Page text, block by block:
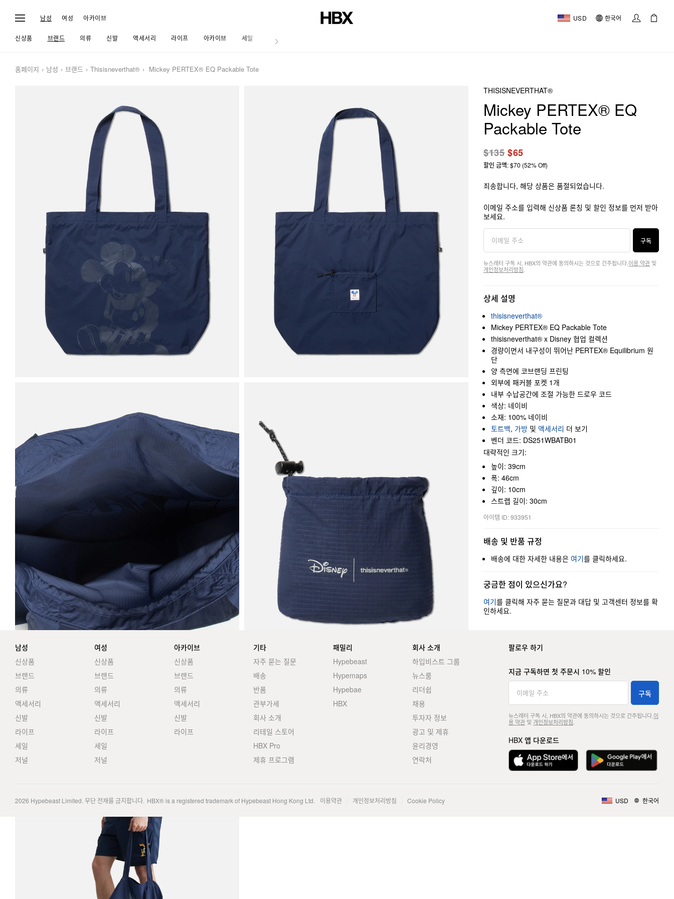
남성 여성 아카이브 USD 한국어
신상품 브랜드 의류 신발 액세서리 라이프 아카이브 세일 저널
홈페이지 남성 브랜드 Thisisneverthat® Mickey PERTEX® EQ Packable Tote
THISISNEVERTHAT®
Mickey PERTEX® EQ
Packable Tote
$135$65
할인 금액: $70 (52% Off)
죄송합니다, 해당 상품은 품절되었습니다.
이메일 주소를 입력해 신상품 론칭 및 할인 정보를 먼저 받아
보세요.
구독
뉴스레터 구독 시, HBX의 약관에 동의하시는 것으로 간주됩니다. 이용 약관 및
개인정보처리방침
상세 설명
thisisneverthat®
Mickey PERTEX® EQ Packable Tote
thisisneverthat® x Disney 협업 컬렉션
경량이면서 내구성이 뛰어난 PERTEX® Equilibrium 원
단
양 측면에 코브랜딩 프린팅
외부에 패커블 포켓 1개
내부 수납공간에 조절 가능한 드로우 코드
색상: 네이비
소재: 100% 네이비
토트백, 가방 및 액세서리 더 보기
벤더 코드: DS251WBATB01
대략적인 크기:
높이: 39cm
폭: 46cm
깊이: 10cm
스트랩 길이: 30cm
아이템 ID: 933951
배송 및 반품 규정
배송에 대한 자세한 내용은 여기를 클릭하세요.
궁금한 점이 있으신가요?
여기를 클릭해 자주 묻는 질문과 대답 및 고객센터 정보를 확
인하세요.
남성
신상품
브랜드
의류
액세서리
신발
라이프
세일
저널
여성
신상품
브랜드
의류
액세서리
신발
라이프
세일
저널
아카이브
신상품
브랜드
의류
액세서리
신발
라이프
기타
자주 묻는 질문
배송
반품
관부가세
회사 소개
리테일 스토어
HBX Pro
제휴 프로그램
패밀리
Hypebeast
Hypemaps
Hypebae
HBX
회사 소개
하입비스트 그룹
뉴스룸
리더쉽
채용
투자자 정보
광고 및 제휴
윤리경영
연락처
팔로우 하기
지금 구독하면 첫 주문시 10% 할인
구독
뉴스레터 구독 시, HBX의 약관에 동의하시는 것으로 간주됩니다. 이
용 약관및 개인정보처리방침
HBX 앱 다운로드
2026 Hypebeast Limited. 무단 전재를 금지합니다. HBX® is a registered trademark of Hypebeast Hong Kong Ltd. 이용약관 개인정보처리방침 Cookie Policy USD 한국어